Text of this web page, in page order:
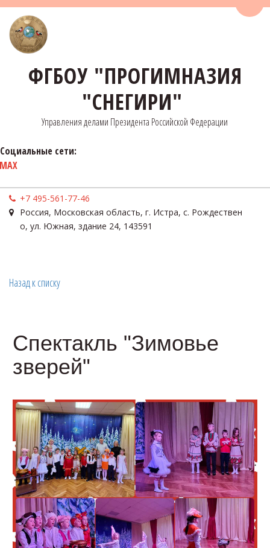
ФГБОУ "ПРОГИМНАЗИЯ
"СНЕГИРИ"
Управления делами Президента Российской Федерации
Социальные сети:
MAX
+7 495-561-77-46
Россия, Московская область, г. Истра, с. Рождествен
о, ул. Южная, здание 24, 143591
Назад к списку
Спектакль "Зимовье
зверей"